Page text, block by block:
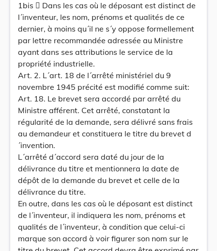
1bis  Dans les cas où le déposant est distinct de
l´inventeur, les nom, prénoms et qualités de ce
dernier, à moins qu´il ne s´y oppose formellement
par lettre recommandée adressée au Ministre
ayant dans ses attributions le service de la
propriété industrielle.
Art. 2. L´art. 18 de l´arrêté ministériel du 9
novembre 1945 précité est modifié comme suit:
Art. 18. Le brevet sera accordé par arrêté du
Ministre afférent. Cet arrêté, constatant la
régularité de la demande, sera délivré sans frais
au demandeur et constituera le titre du brevet d
´invention.
L´arrêté d´accord sera daté du jour de la
délivrance du titre et mentionnera la date de
dépôt de la demande du brevet et celle de la
délivrance du titre.
En outre, dans les cas où le déposant est distinct
de l´inventeur, il indiquera les nom, prénoms et
qualités de l´inventeur, à condition que celui-ci
marque son accord à voir figurer son nom sur le